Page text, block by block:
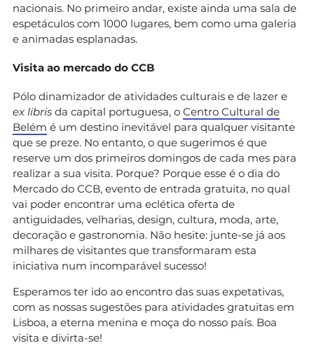
nacionais. No primeiro andar, existe ainda uma sala de
espetáculos com 1000 lugares, bem como uma galeria
e animadas esplanadas.
Visita ao mercado do CCB
Pólo dinamizador de atividades culturais e de lazer e
ex libris da capital portuguesa, o Centro Cultural de
Belém é um destino inevitável para qualquer visitante
que se preze. No entanto, o que sugerimos é que
reserve um dos primeiros domingos de cada mes para
realizar a sua visita. Porque? Porque esse é o dia do
Mercado do CCB, evento de entrada gratuita, no qual
vai poder encontrar uma eclética oferta de
antiguidades, velharias, design, cultura, moda, arte,
decoração e gastronomia. Não hesite: junte-se já aos
milhares de visitantes que transformaram esta
iniciativa num incomparável sucesso!
Esperamos ter ido ao encontro das suas expetativas,
com as nossas sugestões para atividades gratuitas em
Lisboa, a eterna menina e moça do nosso país. Boa
visita e divirta-se!